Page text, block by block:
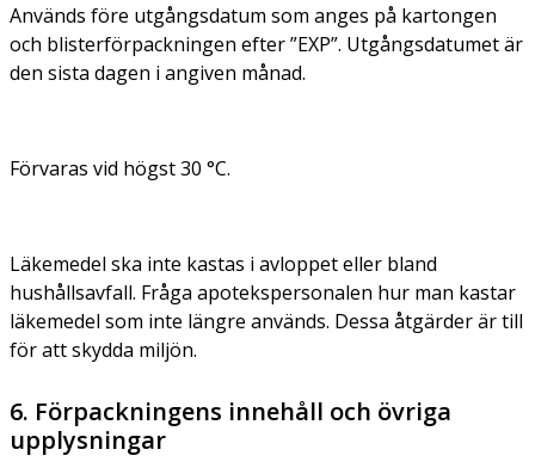
Används före utgångsdatum som anges på kartongen
och blisterförpackningen efter ”EXP”. Utgångsdatumet är
den sista dagen i angiven månad.
Förvaras vid högst 30 °C.
Läkemedel ska inte kastas i avloppet eller bland
hushållsavfall. Fråga apotekspersonalen hur man kastar
läkemedel som inte längre används. Dessa åtgärder är till
för att skydda miljön.
6. Förpackningens innehåll och övriga
upplysningar